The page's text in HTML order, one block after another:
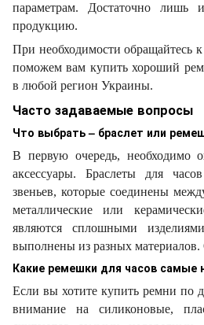
параметрам. Достаточно лишь
продукцию.
При необходимости
поможем вам купить хороший
в любой регион Украины.
Часто задаваемые вопросы
Что выбрать – браслет или
В первую очередь, необходимо
аксессуары. Браслеты для
звеньев, которые соединены
металлические или
являются сплошными
выполнены из разных
Какие ремешки для часов самые
Если вы хотите купить ремни по
внимание на силиконовые,